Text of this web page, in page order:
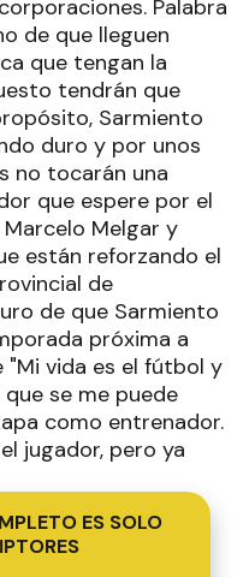
Palabra
de que lleguen
que tengan la
tendrán que
Sarmiento
duro y por unos
no tocarán una
que espere por el
Marcelo Melgar y
están reforzando el
de
de que Sarmiento
próxima a
"Mi vida es el fútbol y
se me puede
como entrenador.
jugador, pero ya
ES SOLO